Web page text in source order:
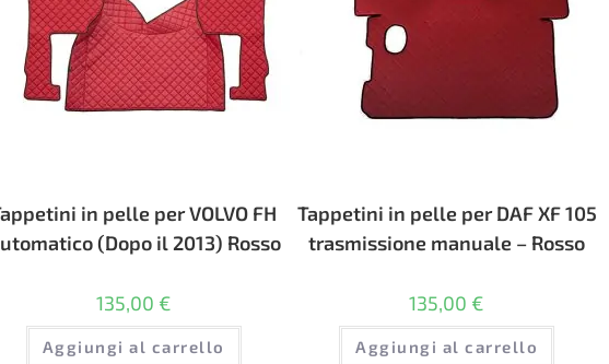
in pelle per VOLVO FH
(Dopo il 2013) Rosso
135,00 €
Aggiungi al carrello
Tappetini in pelle per DAF XF 105
trasmissione manuale – Rosso
135,00 €
Aggiungi al carrello